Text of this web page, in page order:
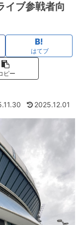
イブ参戦者向
はてブ
ピー
2025.12.01